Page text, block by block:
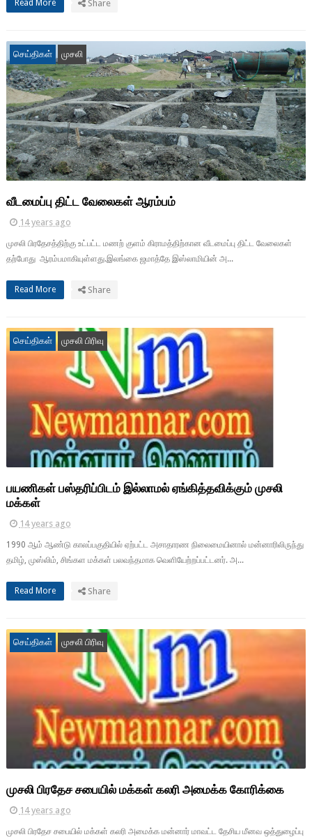
Read More Share
செய்திகள் முசலி
வீடமைப்பு திட்ட வேலைகள் ஆரம்பம்
14 years ago
முசலி பிரதேசத்திற்கு உட்பட்ட மணற் குளம் கிராமத்திற்கான வீடமைப்பு திட்ட வேலைகள்
தற்போது ஆரம்பமாகியுள்ளது.இலங்கை ஜமாத்தே இஸ்லாமியின் அ...
Read More Share
செய்திகள் முசலி பிரிவு
பயணிகள் பஸ்தரிப்பிடம் இல்லாமல் ஏங்கித்தவிக்கும் முசலி
மக்கள்
14 years ago
1990 ஆம் ஆண்டு காலப்பகுதியில் ஏற்பட்ட அசாதாரண நிலைமையினால் மன்னாரிலிருந்து
தமிழ், முஸ்லிம், சிங்கள மக்கள் பலவந்தமாக வெளியேற்றப்பட்டனர். அ...
Read More Share
செய்திகள் முசலி பிரிவு
முசலி பிரதேச சபையில் மக்கள் கலரி அமைக்க கோரிக்கை
14 years ago
முசலி பிரதேச சபையில் மக்கள் கலரி அமைக்க மன்னார் மாவட்ட தேசிய மீனவ ஒத்துழைப்பு